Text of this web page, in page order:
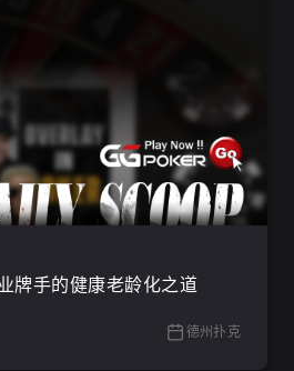
手的健康老龄化之道
德州扑克